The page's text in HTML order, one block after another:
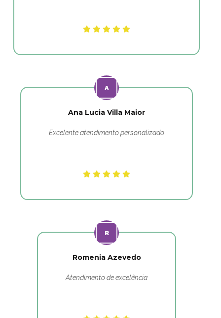
Ana Lucia Villa Maior
Excelente atendimento personalizado
Romenia Azevedo
Atendimento de excelência